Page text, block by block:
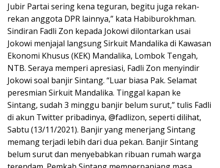
Jubir Partai sering kena teguran, begitu juga rekan-
rekan anggota DPR lainnya,” kata Habiburokhman.
Sindiran Fadli Zon kepada Jokowi dilontarkan usai
Jokowi menjajal langsung Sirkuit Mandalika di Kawasan
Ekonomi Khusus (KEK) Mandalika, Lombok Tengah,
NTB. Seraya memperi apresiasi, Fadli Zon menyindir
Jokowi soal banjir Sintang. “Luar biasa Pak. Selamat
peresmian Sirkuit Mandalika. Tinggal kapan ke
Sintang, sudah 3 minggu banjir belum surut,” tulis Fadli
di akun Twitter pribadinya, @fadlizon, seperti dilihat,
Sabtu (13/11/2021). Banjir yang menerjang Sintang
memang terjadi lebih dari dua pekan. Banjir Sintang
belum surut dan menyebabkan ribuan rumah warga